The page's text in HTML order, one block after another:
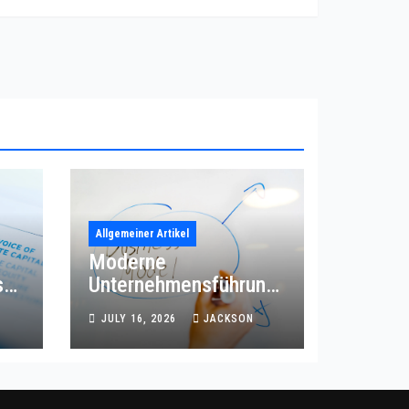
Allgemeiner Artikel
Moderne
Unternehmensführung
mit effizienter
Prozessordnung
JULY 16, 2026 JACKSON